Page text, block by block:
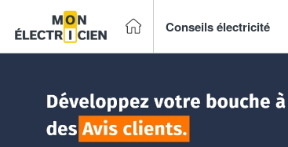
Conseils électricité